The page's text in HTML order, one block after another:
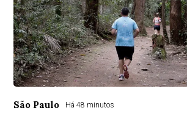
São Paulo Há 48 minutos